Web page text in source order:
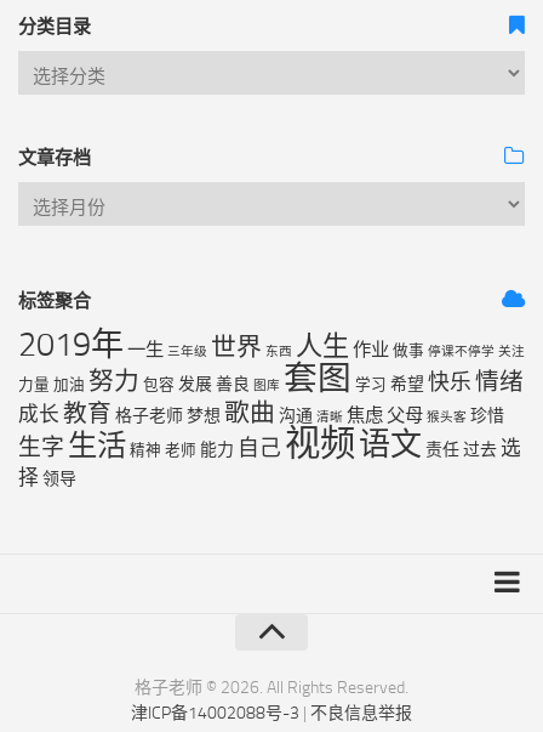
分类目录
文章存档
标签聚合
2019年 一生 三年级 世界 东西 人生 作业 做事 停课不停学 关注
力量 加油 努力 包容 发展善良 图库 套图 学习 希望 快乐情绪
成长 教育 格子老师梦想 歌曲 沟通 清晰 焦虑 父母 猴头客 珍惜
生字 生活 精神 老师 能力 自己 视频语文 责任过去 选
择 领导
格子老师 © 2026. All Rights Reserved.
津ICP备14002088号-3 | 不良信息举报